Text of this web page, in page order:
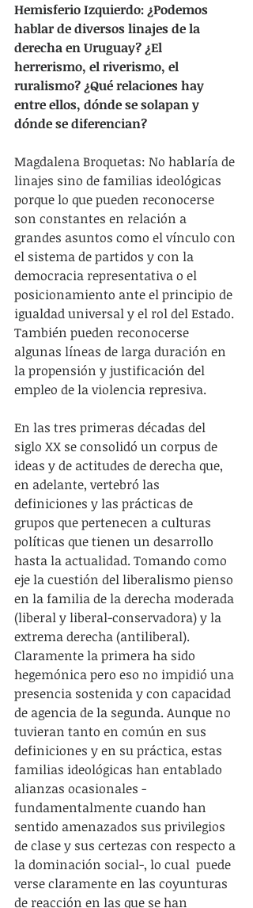
Hemisferio Izquierdo: ¿Podemos
hablar de diversos linajes de la
derecha en Uruguay? ¿El
herrerismo, el riverismo, el
ruralismo? ¿Qué relaciones hay
entre ellos, dónde se solapan y
dónde se diferencian?
Magdalena Broquetas: No hablaría de
linajes sino de familias ideológicas
porque lo que pueden reconocerse
son constantes en relación a
grandes asuntos como el vínculo con
el sistema de partidos y con la
democracia representativa o el
posicionamiento ante el principio de
igualdad universal y el rol del Estado.
También pueden reconocerse
algunas líneas de larga duración en
la propensión y justificación del
empleo de la violencia represiva.
En las tres primeras décadas del
siglo XX se consolidó un corpus de
ideas y de actitudes de derecha que,
en adelante, vertebró las
definiciones y las prácticas de
grupos que pertenecen a culturas
políticas que tienen un desarrollo
hasta la actualidad. Tomando como
eje la cuestión del liberalismo pienso
en la familia de la derecha moderada
(liberal y liberal-conservadora) y la
extrema derecha (antiliberal).
Claramente la primera ha sido
hegemónica pero eso no impidió una
presencia sostenida y con capacidad
de agencia de la segunda. Aunque no
tuvieran tanto en común en sus
definiciones y en su práctica, estas
familias ideológicas han entablado
alianzas ocasionales -
fundamentalmente cuando han
sentido amenazados sus privilegios
de clase y sus certezas con respecto a
la dominación social-, lo cual  puede
verse claramente en las coyunturas
de reacción en las que se han